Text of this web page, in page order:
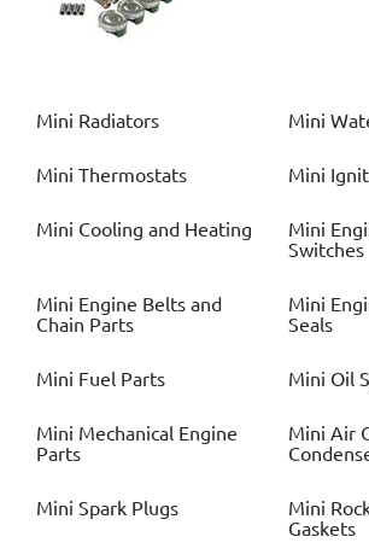
Mini Radiators Mini
Mini Thermostats Mini
Mini Cooling and Heating Mini
Switches
Mini Engine Belts and
Chain Parts
Mini
Seals
Mini Fuel Parts Mini Oil
Mini Mechanical Engine
Parts
Mini Air
Mini Spark Plugs Mini
Gaskets